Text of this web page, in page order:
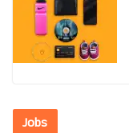
Jobs